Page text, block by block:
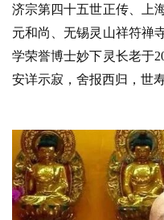
济宗第四十五世正传、上
元和尚、无锡灵山祥符禅
学荣誉博士妙下灵长老于
安详示寂，舍报西归，世